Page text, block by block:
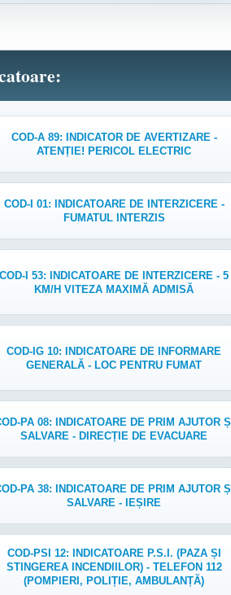
COD-A 89: INDICATOR DE AVERTIZARE -
ATENȚIE! PERICOL ELECTRIC
COD-I 01: INDICATOARE DE INTERZICERE -
FUMATUL INTERZIS
COD-I 53: INDICATOARE DE INTERZICERE - 5
KM/H VITEZA MAXIMĂ ADMISĂ
COD-IG 10: INDICATOARE DE INFORMARE
GENERALĂ - LOC PENTRU FUMAT
PA 08: INDICATOARE DE PRIM AJUTOR ȘI
SALVARE - DIRECȚIE DE EVACUARE
PA 38: INDICATOARE DE PRIM AJUTOR ȘI
SALVARE - IEȘIRE
COD-PSI 12: INDICATOARE P.S.I. (PAZA ȘI
STINGEREA INCENDIILOR) - TELEFON 112
(POMPIERI, POLIȚIE, AMBULANȚĂ)